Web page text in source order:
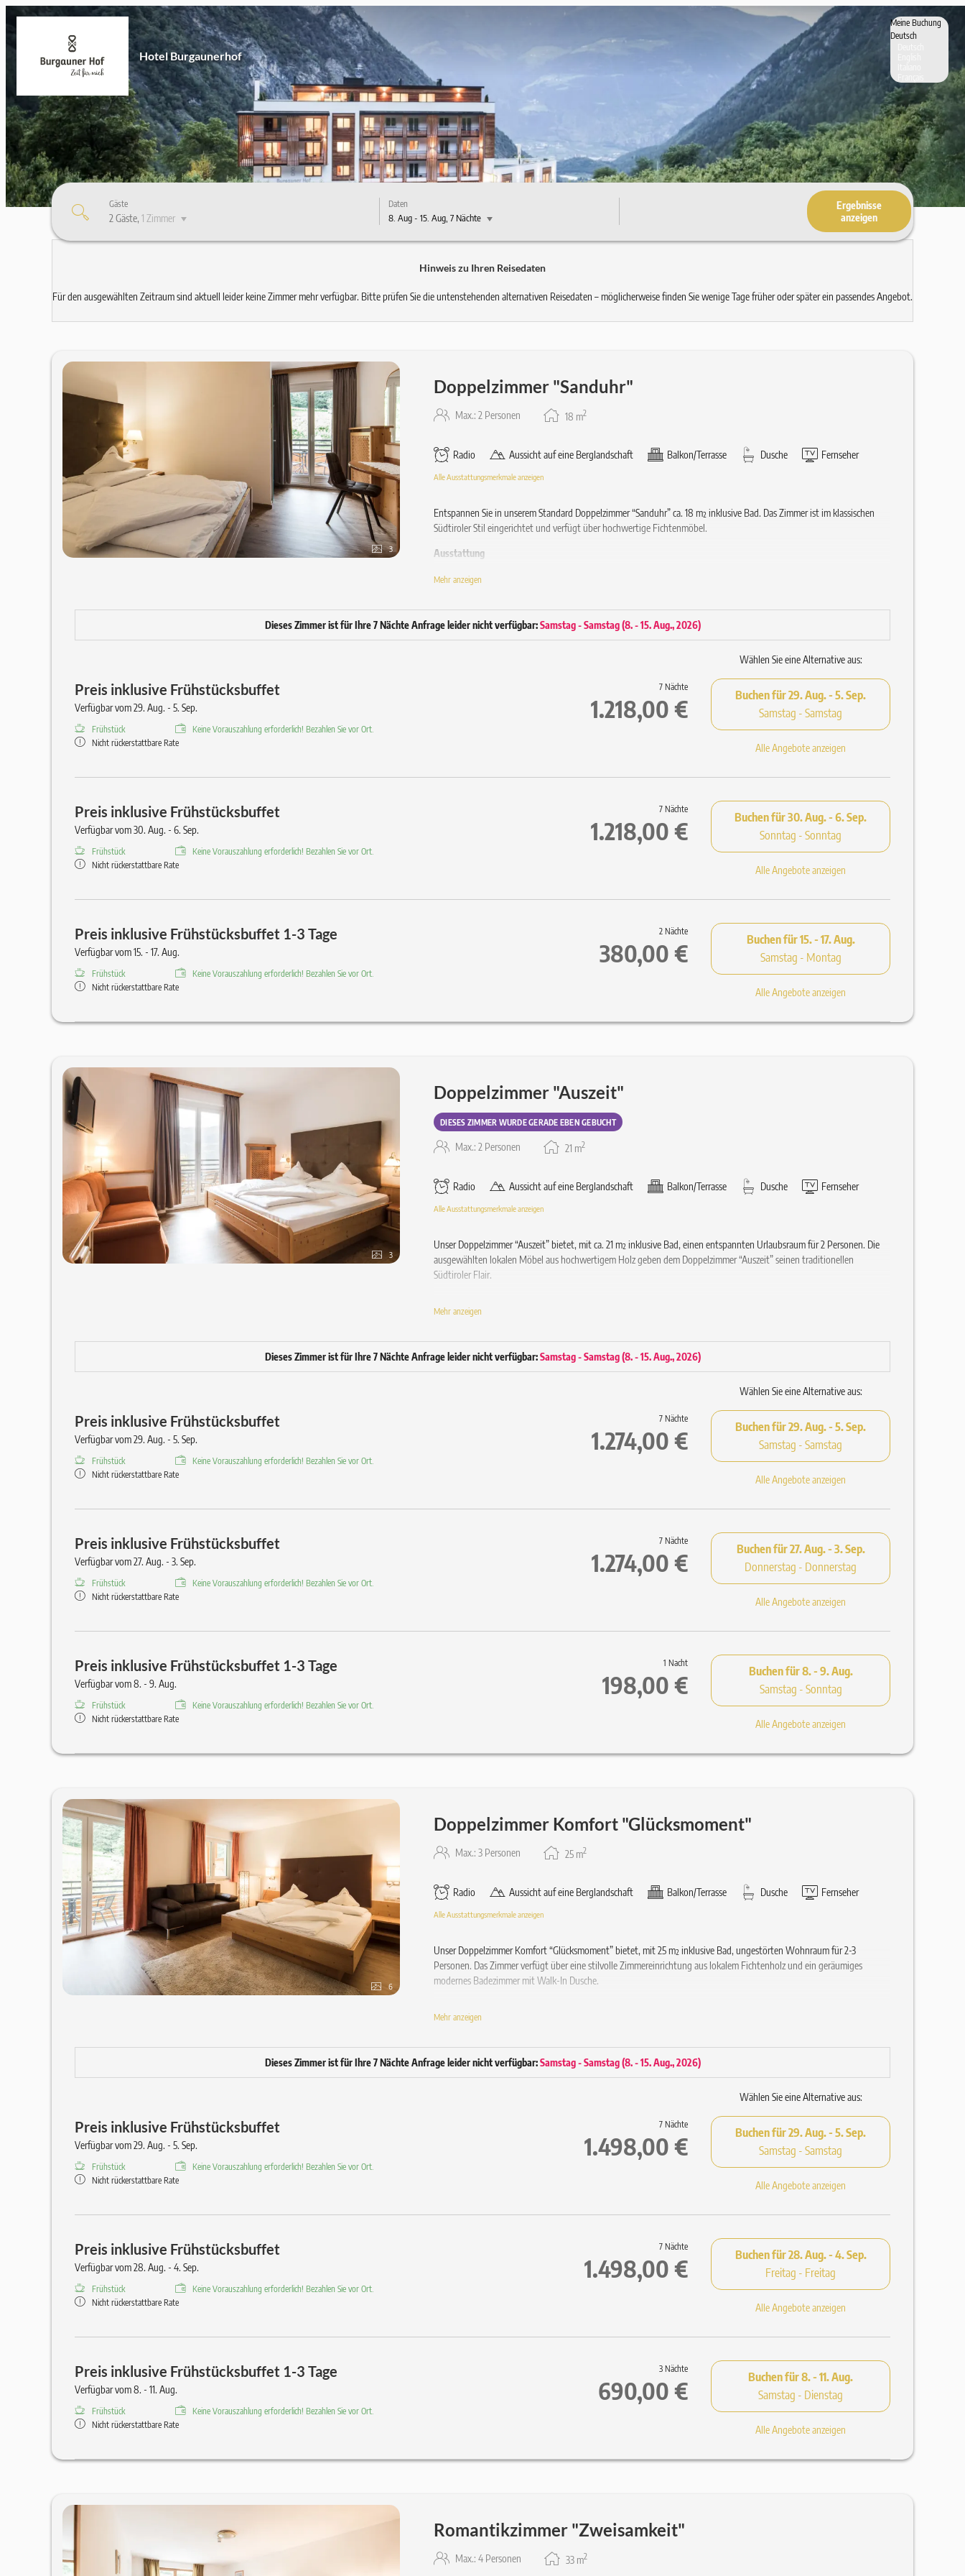
Hotel Burgaunerhof
Gäste
2 Gäste, 1 Zimmer
Daten
8. Aug- 15. Aug, 7 Nächte
Ergebnisse
anzeigen
Meine Buchung
Deutsch
Hotel Burgaunerhof - Unsere verfügbaren Angebote
Hinweis zu Ihren Reisedaten
Für den ausgewählten Zeitraum sind aktuell leider keine Zimmer mehr verfügbar. Bitte prüfen Sie die untenstehenden alternativen Reisedaten – möglicherweise finden Sie wenige Tage früher oder später ein passendes Angebot.
3
Doppelzimmer "Sanduhr"
Max.: 2 Personen 18 m2
Radio Aussicht auf eine Berglandschaft Balkon/Terrasse Dusche Fernseher
Alle Ausstattungsmerkmale anzeigen
Entspannen Sie in unserem Standard Doppelzimmer “Sanduhr” ca. 18 m² inklusive Bad. Das Zimmer ist im klassischen
Südtiroler Stil eingerichtet und verfügt über hochwertige Fichtenmöbel.
Ausstattung
Gemütliches Doppelbett
Hochwertiger Holzparkett-Boden
Schreibtisch
Bad ca. 3 m² mit Dusche
Wellnesstasche mit flauschigem Bademantel und Saunatüchern (Einweg-Pantoffeln auf Anfrage)
Mehr anzeigen
Dieses Zimmer ist für Ihre 7 Nächte Anfrage leider nicht verfügbar: Samstag - Samstag(8. - 15. Aug., 2026)
Wählen Sie eine Alternative aus:
Preis inklusive Frühstücksbuffet
Verfügbar vom 29. Aug. - 5. Sep.
Frühstück
Keine Vorauszahlung erforderlich! Bezahlen Sie vor Ort.
Nicht rückerstattbare Rate
7 Nächte
1.218,00 € Buchen für29. Aug. - 5. Sep.
Samstag - Samstag
Alle Angebote anzeigen
Preis inklusive Frühstücksbuffet
Verfügbar vom 30. Aug. - 6. Sep.
Frühstück
Keine Vorauszahlung erforderlich! Bezahlen Sie vor Ort.
Nicht rückerstattbare Rate
7 Nächte
1.218,00 € Buchen für30. Aug. - 6. Sep.
Sonntag - Sonntag
Alle Angebote anzeigen
Preis inklusive Frühstücksbuffet 1-3 Tage
Verfügbar vom 15. - 17. Aug.
Frühstück
Keine Vorauszahlung erforderlich! Bezahlen Sie vor Ort.
Nicht rückerstattbare Rate
2 Nächte
380,00 € Buchen für15. - 17. Aug.
Samstag - Montag
Alle Angebote anzeigen
3
Doppelzimmer "Auszeit"
DIESES ZIMMER WURDE GERADE EBEN GEBUCHT
Max.: 2 Personen 21 m2
Radio Aussicht auf eine Berglandschaft Balkon/Terrasse Dusche Fernseher
Alle Ausstattungsmerkmale anzeigen
Unser Doppelzimmer “Auszeit” bietet, mit ca. 21 m² inklusive Bad, einen entspannten Urlaubsraum für 2 Personen. Die
ausgewählten lokalen Möbel aus hochwertigem Holz geben dem Doppelzimmer “Auszeit” seinen traditionellen
Südtiroler Flair.
Balkon mit Stuhl
Hochwertiger Holzparkett-Boden
Sitzgelegenheit/Couch
Mehr anzeigen
Dieses Zimmer ist für Ihre 7 Nächte Anfrage leider nicht verfügbar: Samstag - Samstag(8. - 15. Aug., 2026)
Wählen Sie eine Alternative aus:
Preis inklusive Frühstücksbuffet
Verfügbar vom 29. Aug. - 5. Sep.
Frühstück
Keine Vorauszahlung erforderlich! Bezahlen Sie vor Ort.
Nicht rückerstattbare Rate
7 Nächte
1.274,00 € Buchen für29. Aug. - 5. Sep.
Samstag - Samstag
Alle Angebote anzeigen
Preis inklusive Frühstücksbuffet
Verfügbar vom 27. Aug. - 3. Sep.
Frühstück
Keine Vorauszahlung erforderlich! Bezahlen Sie vor Ort.
Nicht rückerstattbare Rate
7 Nächte
1.274,00 € Buchen für27. Aug. - 3. Sep.
Donnerstag - Donnerstag
Alle Angebote anzeigen
Preis inklusive Frühstücksbuffet 1-3 Tage
Verfügbar vom 8. - 9. Aug.
Frühstück
Keine Vorauszahlung erforderlich! Bezahlen Sie vor Ort.
Nicht rückerstattbare Rate
1 Nacht
198,00 € Buchen für8. - 9. Aug.
Samstag - Sonntag
Alle Angebote anzeigen
6
Doppelzimmer Komfort "Glücksmoment"
Max.: 3 Personen 25 m2
Radio Aussicht auf eine Berglandschaft Balkon/Terrasse Dusche Fernseher
Alle Ausstattungsmerkmale anzeigen
Unser Doppelzimmer Komfort “Glücksmoment” bietet, mit 25 m² inklusive Bad, ungestörten Wohnraum für 2-3
Personen. Das Zimmer verfügt über eine stilvolle Zimmereinrichtung aus lokalem Fichtenholz und ein geräumiges
modernes Badezimmer mit Walk-In Dusche.
Balkon mit Stuhl
Hochwertiger Holzparkett-Boden
Wohnecke mit Sofa
Spiegel / WC / Föhn / wahlweise Bidet
Mehr anzeigen
Dieses Zimmer ist für Ihre 7 Nächte Anfrage leider nicht verfügbar: Samstag - Samstag(8. - 15. Aug., 2026)
Wählen Sie eine Alternative aus:
Preis inklusive Frühstücksbuffet
Verfügbar vom 29. Aug. - 5. Sep.
Frühstück
Keine Vorauszahlung erforderlich! Bezahlen Sie vor Ort.
Nicht rückerstattbare Rate
7 Nächte
1.498,00 € Buchen für29. Aug. - 5. Sep.
Samstag - Samstag
Alle Angebote anzeigen
Preis inklusive Frühstücksbuffet
Verfügbar vom 28. Aug. - 4. Sep.
Frühstück
Keine Vorauszahlung erforderlich! Bezahlen Sie vor Ort.
Nicht rückerstattbare Rate
7 Nächte
1.498,00 € Buchen für28. Aug. - 4. Sep.
Freitag - Freitag
Alle Angebote anzeigen
Preis inklusive Frühstücksbuffet 1-3 Tage
Verfügbar vom 8. - 11. Aug.
Frühstück
Keine Vorauszahlung erforderlich! Bezahlen Sie vor Ort.
Nicht rückerstattbare Rate
3 Nächte
690,00 € Buchen für8. - 11. Aug.
Samstag - Dienstag
Alle Angebote anzeigen
Romantikzimmer "Zweisamkeit"
Max.: 4 Personen 33 m2